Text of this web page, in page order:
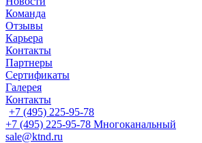
Команда
Отзывы
Карьера
Контакты
Партнеры
Сертификаты
Галерея
Контакты
+7 (495) 225-95-78
+7 (495) 225-95-78 Многоканальный
sale@ktnd.ru